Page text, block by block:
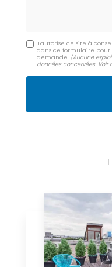
J'autorise ce site à
dans ce formulaire
demande. (Aucune
données concervées. Voir